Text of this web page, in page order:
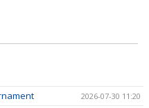
2026-07-30 11:20